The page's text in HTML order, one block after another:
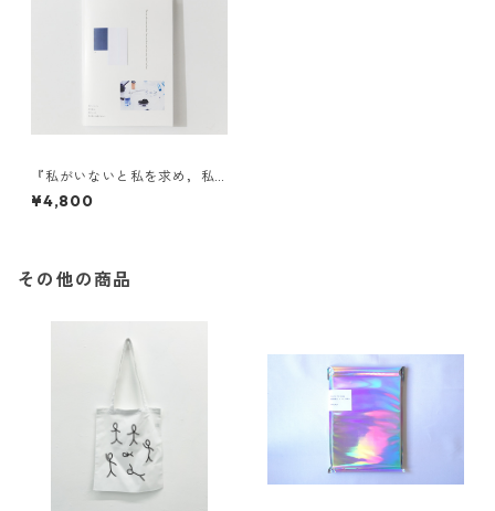
『私がいないと私を求め，私
がいると私の前から逃げるも
の』/ 吉田和生
¥4,800
その他の商品